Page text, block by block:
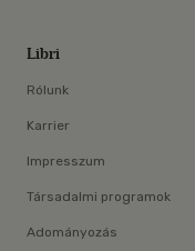
Libri
Rólunk
Karrier
Impresszum
Társadalmi programok
Adományozás